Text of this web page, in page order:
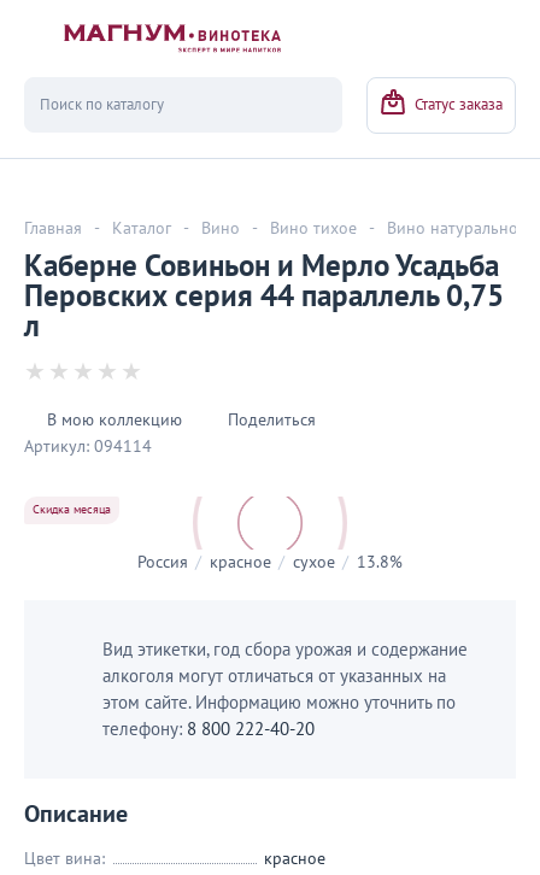
Статус заказа
Главная - Каталог - Вино - Вино тихое - Вино натуральное
Каберне Совиньон и Мерло Усадьба
Перовских серия 44 параллель 0,75
л
В мою коллекцию
Поделиться
Артикул: 094114
Скидка месяца
Россия / красное / сухое / 13.8%
Вид этикетки, год сбора урожая и содержание
алкоголя могут отличаться от указанных на
этом сайте. Информацию можно уточнить по
телефону: 8 800 222-40-20
Описание
Цвет вина:
красное